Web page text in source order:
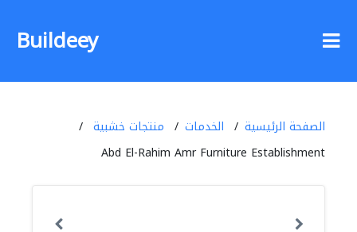
Buildeey
الصفحة الرئيسية الخدمات
منتجات خشبية
Abd El-Rahim Amr Furniture Establishment